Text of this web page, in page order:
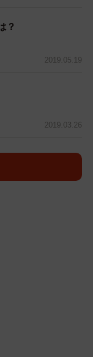
？
2019.05.19
2019.03.26